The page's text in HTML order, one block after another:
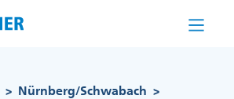
> Nürnberg/Schwabach >